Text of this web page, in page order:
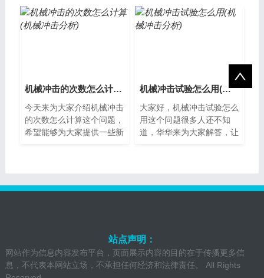
玩？机械冲刺...
间产生的冲...
机械冲击的次数怎么计算(机械冲击分析)
今天来为大家介绍机械冲击
的次数怎么计算这个问题，
希望能够为大家提供一些新
机械冲击试验怎么用(机械冲击分析)
大家好，机械冲击试验怎么
用这个问题很多人还不知
道，华华来为大家解答，让
站点声明：
网站作为信息内容发布平台，页面展示内容的目的在于传播更多信
息，不代表本网站立场，不承担任何经济和法律责任。 All Rights